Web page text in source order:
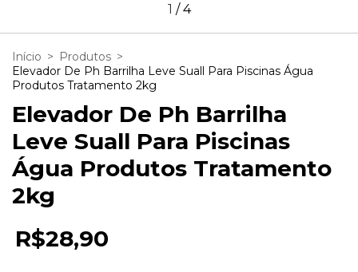
1 /4
Início > Produtos >
Elevador De Ph Barrilha Leve Suall Para Piscinas Água
Produtos Tratamento 2kg
Elevador De Ph Barrilha
Leve Suall Para Piscinas
Água Produtos Tratamento
2kg
R$28,90